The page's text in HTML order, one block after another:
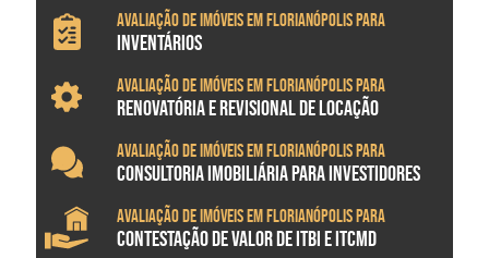
Avaliação de imóveis em Florianópolis para
INVENTÁRIOS
Avaliação de imóveis em Florianópolis para
RENOVATÓRIA E REVISIONAL DE LOCAÇÃO
Avaliação de imóveis em Florianópolis para
CONSULTORIA IMOBILIÁRIA PARA INVESTIDORES
Avaliação de imóveis em Florianópolis para
CONTESTAÇÃO DE VALOR DE ITBI E ITCMD